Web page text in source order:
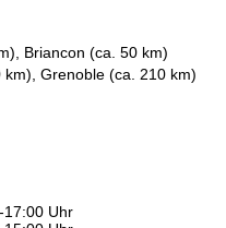
17:00 Uhr
Briancon (ca. 50 km)
Grenoble (ca. 210 km)